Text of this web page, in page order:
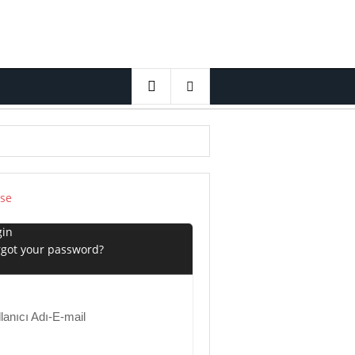
Windows Kurmak😱🔥
your password?
Adı-E-mail